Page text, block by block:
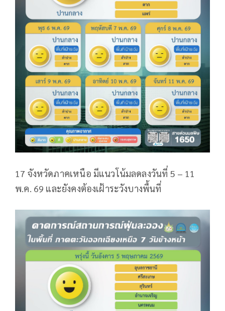
17 จังหวัดภาคเหนือ มีแนวโน้มลดลงวันที่ 5 – 11
พ.ค. 69 และยังคงต้องเฝ้าระวังบางพื้นที่